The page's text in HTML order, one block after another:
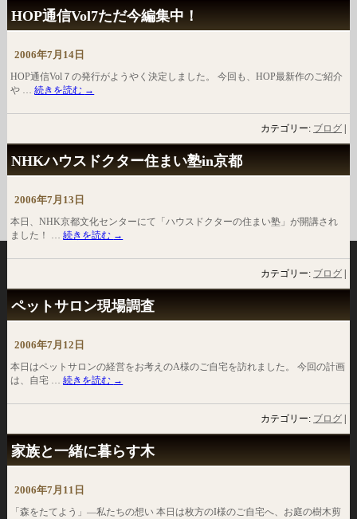
HOP通信Vol7ただ今編集中！
2006年7月14日
HOP通信Vol７の発行がようやく決定しました。 今回も、HOP最新作のご紹介
や …続きを読む →
カテゴリー: ブログ
NHKハウスドクター住まい塾in京都
2006年7月13日
本日、NHK京都文化センターにて「ハウスドクターの住まい塾」が開講され
ました！ …続きを読む →
カテゴリー: ブログ
ペットサロン現場調査
2006年7月12日
本日はペットサロンの経営をお考えのA様のご自宅を訪れました。 今回の計画
は、自宅 …続きを読む →
カテゴリー: ブログ
家族と一緒に暮らす木
2006年7月11日
「森をたてよう」―私たちの想い 本日は枚方のI様のご自宅へ、お庭の樹木剪